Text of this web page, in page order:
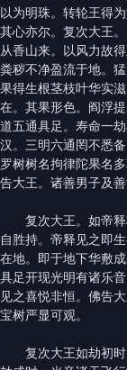
以为明珠。转轮王得
其心亦尔。复次大王
从香山来。以风力故
粪秽不净盈流于地。
果得生根茎枝叶华实
在。其果形色。阎浮
道五通具足。寿命一
汉。三明六通罔不悉
罗树树名拘律陀果名
告大王。诸善男子及
复次大王。如帝释
自胜持。帝释见之即
在地。即于地下华敷
具足开现光明有诸乐
见之喜悦非恒。佛告
宝树严显可观。
复次大王如劫初时